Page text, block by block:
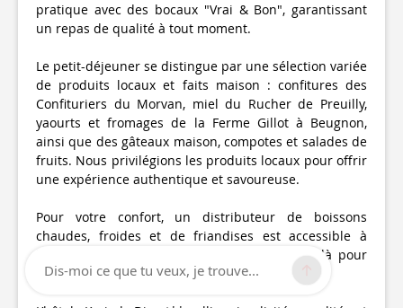
pratique avec des bocaux "Vrai & Bon", garantissant
un repas de qualité à tout moment.
Le petit-déjeuner se distingue par une sélection variée
de produits locaux et faits maison : confitures des
Confituriers du Morvan, miel du Rucher de Preuilly,
yaourts et fromages de la Ferme Gillot à Beugnon,
ainsi que des gâteaux maison, compotes et salades de
fruits. Nous privilégions les produits locaux pour offrir
une expérience authentique et savoureuse.
Pour votre confort, un distributeur de boissons
chaudes, froides et de friandises est accessible à
l’étage. La réception, toujours disponible, est là pour
répondre à vos besoins à tout moment.
Dis-moi ce que tu veux, je trouve...